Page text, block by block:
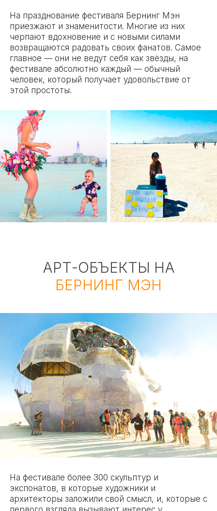
На празднование фестиваля Бернинг Мэн
приезжают и знаменитости. Многие из них
черпают вдохновение и с новыми силами
возвращаются радовать своих фанатов. Самое
главное — они не ведут себя как звёзды, на
фестивале абсолютно каждый — обычный
человек, который получает удовольствие от
этой простоты.
АРТ-ОБЪЕКТЫ НА
БЕРНИНГ МЭН
На фестивале более 300 скульптур и
экспонатов, в которые художники и
архитекторы заложили свой смысл, и, которые с